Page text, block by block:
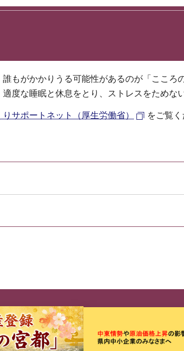
誰もがかかりうる可能性があるのが「こころ
度な睡眠と休息をとり、ストレスをためな
サポートネット（厚生労働省） をご覧く